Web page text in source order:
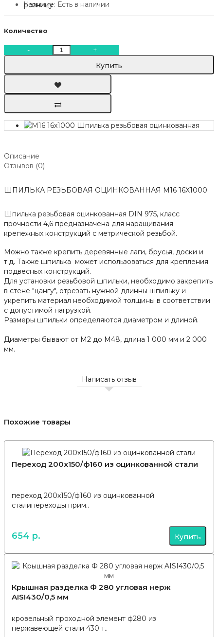
Наличие: Есть в наличии
Количество
-
+
Купить
Описание
Отзывов (0)
ШПИЛЬКА РЕЗЬБОВАЯ ОЦИНКОВАННАЯ М16 16X1000
Шпилька резьбовая оцинкованная DIN 975, класс
прочности 4,6 предназначена для наращивания
крепежных конструкций с метрической резьбой.
Можно также крепить деревянные лаги, брусья, доски и
т.д. Также шпилька может использоваться для крепления
подвесных конструкций.
Для установки резьбовой шпильки, необходимо закрепить
в стене "цангу", отрезать нужной длинны шпильку и
укрепить материал необходимой толщины в соответствии
с допустимой нагрузкой.
Размеры шпильки определяются диаметром и длиной.
Диаметры бывают от М2 до М48, длина 1 000 мм и 2 000
мм.
Написать отзыв
Похожие товары
Крышная разделка Ф 280 угловая нерж
AISI430/0,5 мм
кровельный проходной элемент ф280 из
нержавеющей стали 430 т..
Переход 200х150/ф160 из оцинкованной стали
переход 200х150/ф160 из оцинкованной
сталипереходы прим..
654 р. Купить